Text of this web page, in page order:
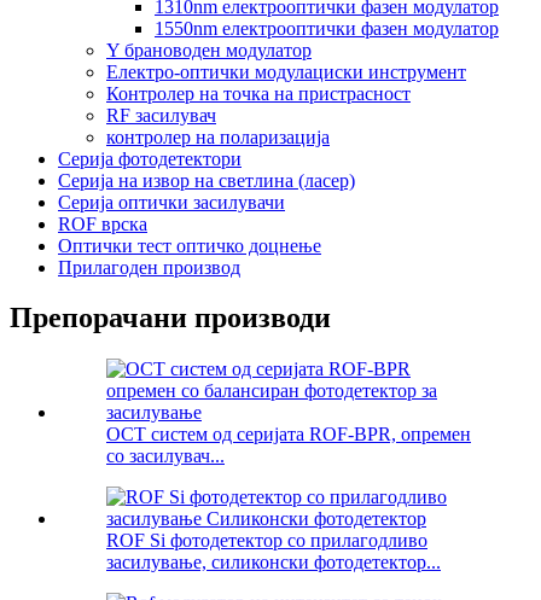
1310nm електрооптички фазен модулатор
1550nm електрооптички фазен модулатор
Y брановоден модулатор
Електро-оптички модулациски инструмент
Контролер на точка на пристрасност
RF засилувач
контролер на поларизација
Серија фотодетектори
Серија на извор на светлина (ласер)
Серија оптички засилувачи
ROF врска
Оптички тест оптичко доцнење
Прилагоден производ
Препорачани производи
OCT систем од серијата ROF-BPR, опремен
со засилувач...
ROF Si фотодетектор со прилагодливо
засилување, силиконски фотодетектор...